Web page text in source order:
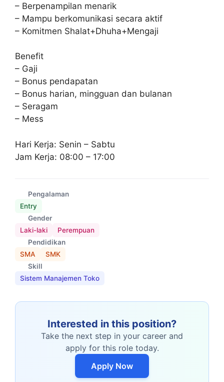
– Berpenampilan menarik
– Mampu berkomunikasi secara aktif
– Komitmen Shalat+Dhuha+Mengaji
Benefit
– Gaji
– Bonus pendapatan
– Bonus harian, mingguan dan bulanan
– Seragam
– Mess
Hari Kerja: Senin – Sabtu
Jam Kerja: 08:00 – 17:00
Pengalaman
Entry
Gender
Laki-laki
Perempuan
Pendidikan
SMA
SMK
Skill
Sistem Manajemen Toko
Interested in this position?
Take the next step in your career and
apply for this role today.
Apply Now